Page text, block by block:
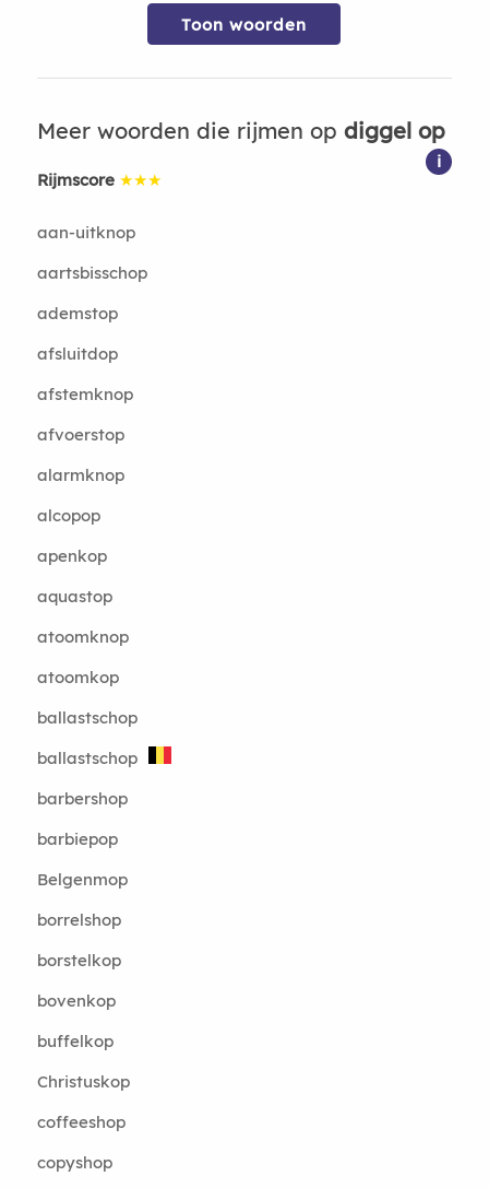
Toon woorden
Meer woorden die rijmen op diggel op
i
Rijmscore ★★★
aan-uitknop
aartsbisschop
ademstop
afsluitdop
afstemknop
afvoerstop
alarmknop
alcopop
apenkop
aquastop
atoomknop
atoomkop
ballastschop
ballastschop
barbershop
barbiepop
Belgenmop
borrelshop
borstelkop
bovenkop
buffelkop
Christuskop
coffeeshop
copyshop